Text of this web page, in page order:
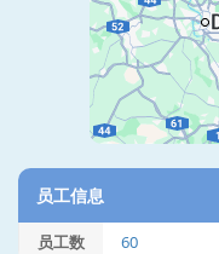
员工信息
员工数 60